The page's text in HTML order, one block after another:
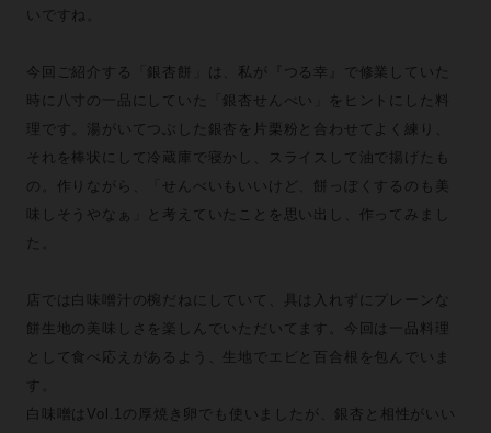
いですね。
今回ご紹介する「銀杏餅」は、私が『つる幸』で修業していた
時に八寸の一品にしていた「銀杏せんべい」をヒントにした料
理です。湯がいてつぶした銀杏を片栗粉と合わせてよく練り、
それを棒状にして冷蔵庫で寝かし、スライスして油で揚げたも
の。作りながら、「せんべいもいいけど、餅っぽくするのも美
味しそうやなぁ」と考えていたことを思い出し、作ってみまし
た。
店では白味噌汁の椀だねにしていて、具は入れずにプレーンな
餅生地の美味しさを楽しんでいただいてます。今回は一品料理
として食べ応えがあるよう、生地でエビと百合根を包んでいま
す。
白味噌はVol.1の厚焼き卵でも使いましたが、銀杏と相性がいい